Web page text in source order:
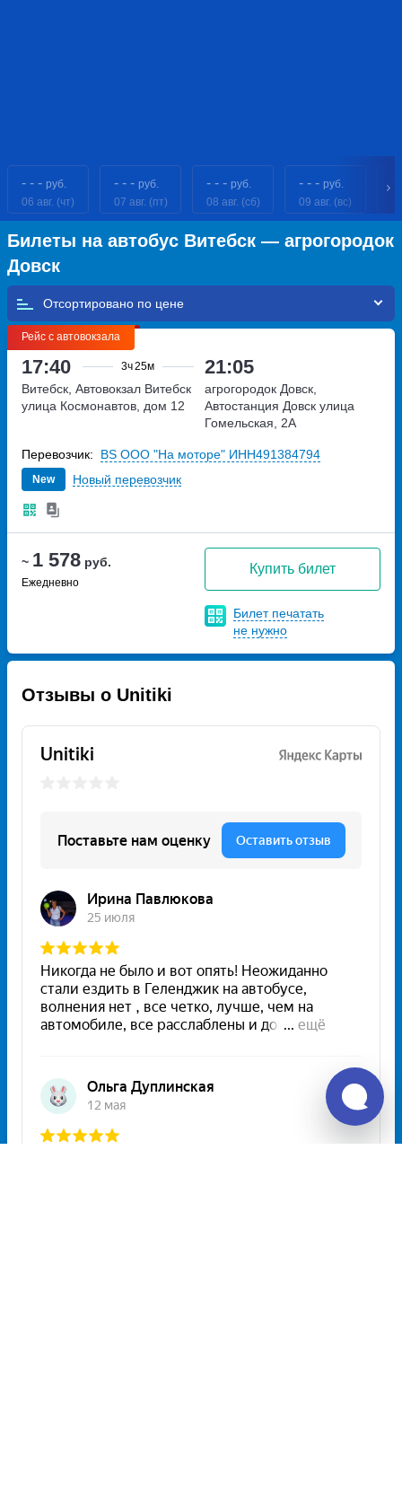
- - - руб.
06 авг. (чт)
- - - руб.
07 авг. (пт)
- - - руб.
08 авг. (сб)
- - - руб.
09 авг. (вс)
Билеты на автобус Витебск — агрогородок
Довск
Отсортировано по
Рейс с автовокзала
17:40 3ч25м 21:05
~ 1 578 руб.
Ежедневно
Купить билет
Билет печатать
не нужно
Витебск, Автовокзал Витебск
улица Космонавтов, дом 12
агрогородок Довск,
Автостанция Довск улица
Гомельская, 2А
New Новый перевозчик
Перевозчик: BS ООО "На моторе" ИНН491384794
Отзывы о Unitiki